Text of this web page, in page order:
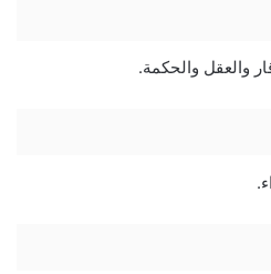
والعقل والحكمة.